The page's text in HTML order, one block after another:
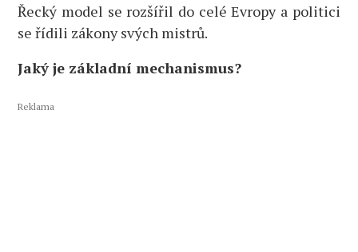
Řecký model se rozšířil do celé Evropy a politici
se řídili zákony svých mistrů.
Jaký je základní mechanismus?
Reklama